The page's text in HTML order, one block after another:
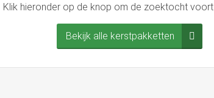
Klik hieronder op de knop om de zoektocht
Bekijk alle kerstpakketten